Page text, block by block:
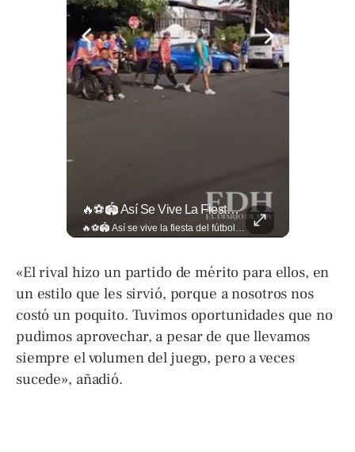
🔥⚽🏟️ Así Se Vive La Fiesta Del Fútbol Salvadoreño: La Pasión De Tigrillos Y Aguiluchos Ya Enciende El Ambiente Previo A La Gran Final Entre...
«El rival hizo un partido de mérito para ellos, en
un estilo que les sirvió, porque a nosotros nos
costó un poquito. Tuvimos oportunidades que no
pudimos aprovechar, a pesar de que llevamos
siempre el volumen del juego, pero a veces
sucede», añadió.